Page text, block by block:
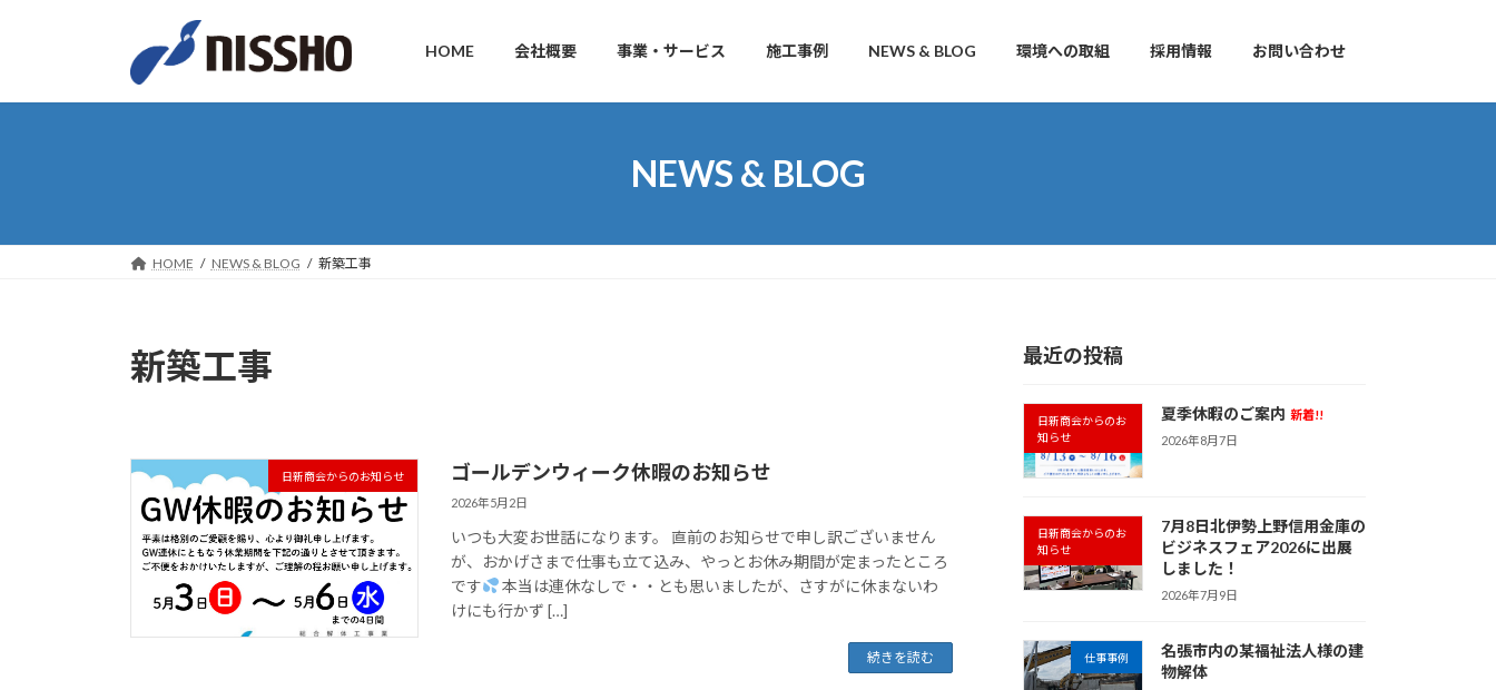
HOME 会社概要 事業・サービス 施工事例 NEWS & BLOG 環境への取組 採用情報 お問い合わせ
NEWS & BLOG
HOME NEWS & BLOG 新築工事
新築工事
日新商会からのお知らせ ゴールデンウィーク休暇のお知らせ
2026年5月2日
いつも大変お世話になります。 直前のお知らせで申し訳ございません
が、おかげさまで仕事も立て込み、やっとお休み期間が定まったところ
です
本当は連休なしで・・とも思いましたが、さすがに休まないわ
けにも行かず […]
続きを読む
最近の投稿
日新商会からのお
知らせ
夏季休暇のご案内 新着!!
2026年8月7日
日新商会からのお
知らせ
7月8日北伊勢上野信用金庫の
ビジネスフェア2026に出展
しました！
2026年7月9日
仕事事例
名張市内の某福祉法人様の建
物解体